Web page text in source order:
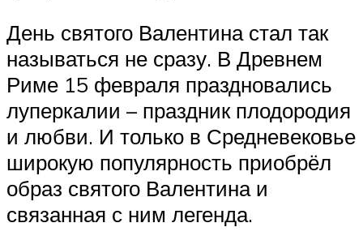
День святого Валентина стал так
называться не сразу. В Древнем
Риме 15 февраля праздновались
луперкалии – праздник плодородия
и любви. И только в Средневековье
широкую популярность приобрёл
образ святого Валентина и
связанная с ним легенда.